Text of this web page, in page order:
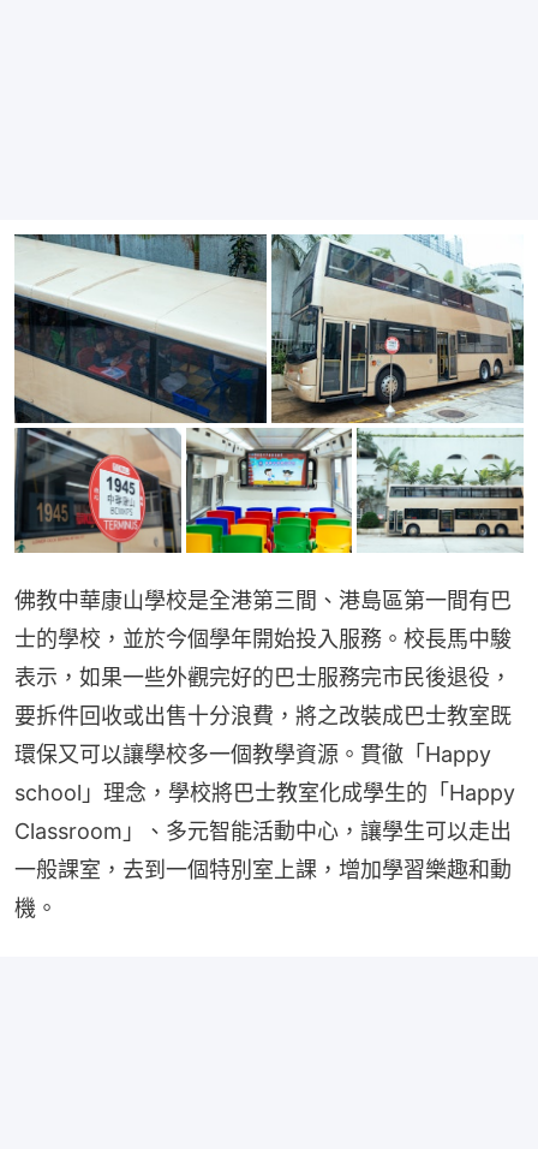
佛教中華康山學校是全港第三間、港島區第一間有巴
士的學校，並於今個學年開始投入服務。校長馬中駿
表示，如果一些外觀完好的巴士服務完市民後退役，
要拆件回收或出售十分浪費，將之改裝成巴士教室既
環保又可以讓學校多一個教學資源。貫徹「Happy
school」理念，學校將巴士教室化成學生的「Happy
Classroom」、多元智能活動中心，讓學生可以走出
一般課室，去到一個特別室上課，增加學習樂趣和動
機。